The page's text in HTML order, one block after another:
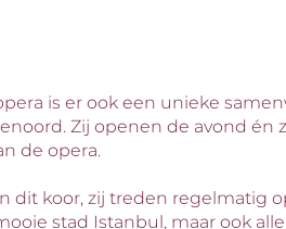
is er ook een unieke
Zij openen de avond
de opera.
dit koor, zij treden regelmatig
stad Istanbul, maar ook